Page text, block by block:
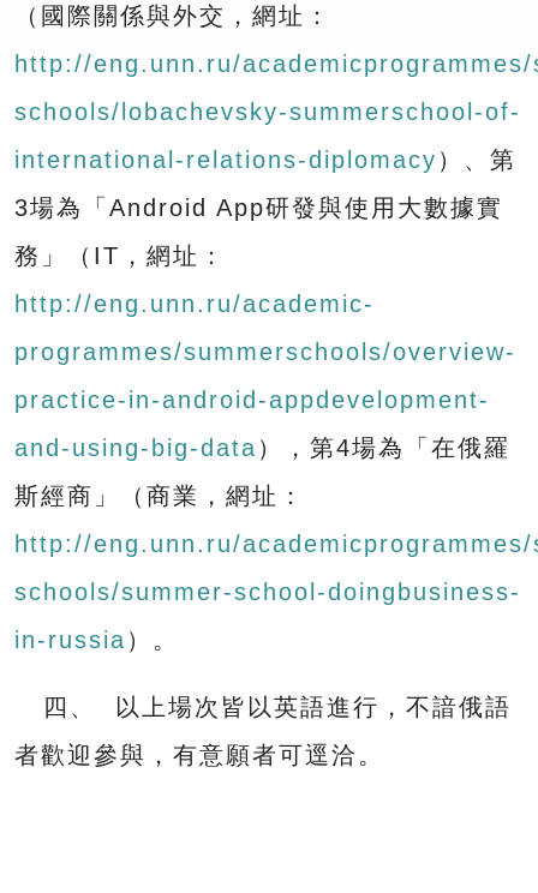
（國際關係與外交，網址：
http://eng.unn.ru/
schools/lobachevsky-summerschool-of-
international-relations-diplomacy ）、第
3場為「Android App研發與使用大數據實
務」（IT，網址：
http://eng.unn.ru/academic-
programmes/summerschools/overview-
practice-in-android-appdevelopment-
and-using-big-data ），第4場為「在俄羅
斯經商」（商業，網址：
http://eng.unn.ru/
schools/summer-school-doingbusiness-
in-russia ）。
四、 以上場次皆以英語進行，不諳俄語
者歡迎參與，有意願者可逕洽。